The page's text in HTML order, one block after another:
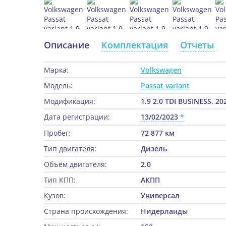
Описание Комплектация Отчеты
Марка:
Volkswagen
Модель:
Passat variant
Модификация:
1.9 2.0 TDI BUSINESS,
Дата регистрации:
13/02/2023
Пробег:
72 877 км
Тип двигателя:
Дизель
Объём двигателя:
2.0
Тип КПП:
АКПП
Кузов:
Универсал
Страна происхождения:
Нидерланды